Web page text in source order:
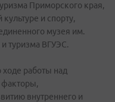
Приморского края,
и спорту,
музея им.
туризма ВГУЭС.
работы над
внутреннего и